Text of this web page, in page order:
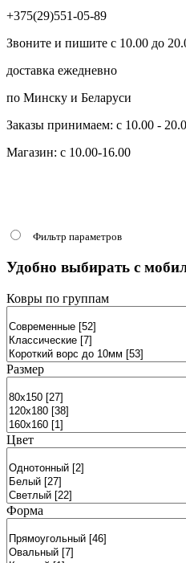
+375(29)551-05-89
Звоните и пишите с 10.00 до
доставка ежедневно
по Минску и Беларуси
Заказы принимаем: с 10.00 -
Магазин: с 10.00-16.00
Фильтр параметров
Удобно выбирать с
Ковры по группам
Размер
Цвет
Форма